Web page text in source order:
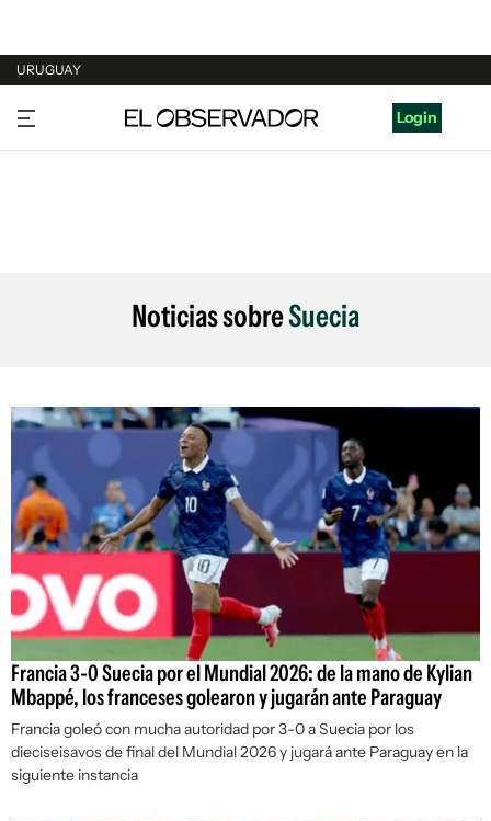
URUGUAY
URUGUAY
ARGENTINA
Login
Noticias sobreSuecia
Francia 3-0 Suecia por el Mundial 2026: de la mano de Kylian
Mbappé, los franceses golearon y jugarán ante Paraguay
Francia goleó con mucha autoridad por 3-0 a Suecia por los
dieciseisavos de final del Mundial 2026 y jugará ante Paraguay en la
siguiente instancia